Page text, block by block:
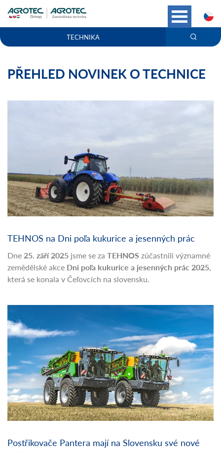
TECHNIKA
PŘEHLED NOVINEK O TECHNICE
TEHNOS na Dni poľa kukurice a jesenných prác
Dne25. září 2025 jsme se za TEHNOS zúčastnili významné
zemědělské akce Dni poľa kukurice a jesenných prác 2025,
která se konala v Čeľovcích na slovensku.
Postřikovače Pantera mají na Slovensku své nové